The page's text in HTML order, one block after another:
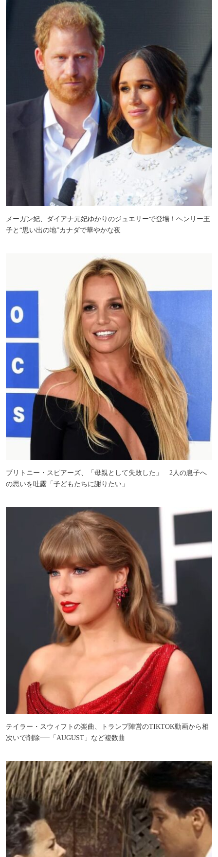
メーガン妃、ダイアナ元妃ゆかりのジュエリーで登場！ヘンリー王
子と“思い出の地”カナダで華やかな夜
ブリトニー・スピアーズ、「母親として失敗した」 2人の息子へ
の思いを吐露「子どもたちに謝りたい」
テイラー・スウィフトの楽曲、トランプ陣営のTIKTOK動画から相
次いで削除──「AUGUST」など複数曲